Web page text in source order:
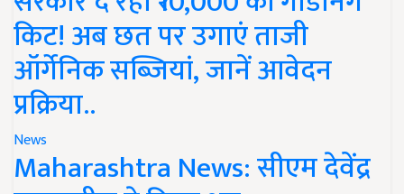
किट! अब छत पर उगाएं ताजी
ऑर्गेनिक सब्जियां, जानें आवेदन
प्रक्रिया..
News
Maharashtra News: सीएम देवेंद्र